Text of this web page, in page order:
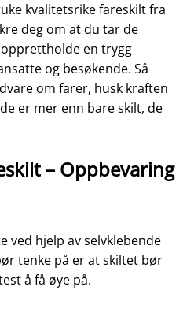
kvalitetsrike fareskilt fra
deg om at du tar de
en trygg
og besøkende. Så
om farer, husk kraften
er mer enn bare skilt, de
– Oppbevaring
ved hjelp av selvklebende
tenke på er at skiltet bør
å få øye på.